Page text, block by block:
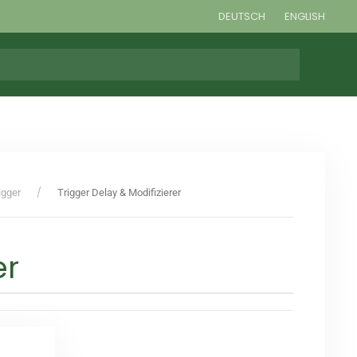
DEUTSCH ENGLISH
Trigger Delay & Modifizierer